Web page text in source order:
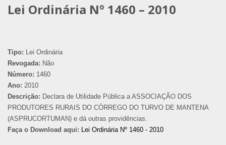
Lei Ordinária Nº 1460 – 2010
Tipo: Lei Ordinária
Revogada: Não
Número: 1460
Ano: 2010
Descrição: Declara de Utilidade Pública a ASSOCIAÇÃO DOS
PRODUTORES RURAIS DO CÓRREGO DO TURVO DE MANTENA
(ASPRUCORTUMAN) e dá outras providências.
Faça o Download aqui: Lei Ordinária Nº 1460 - 2010